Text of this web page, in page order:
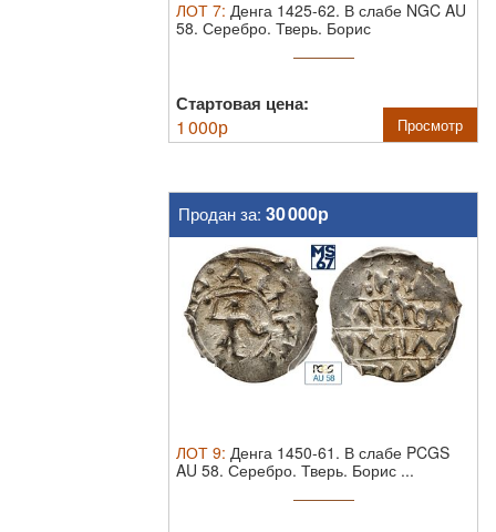
ЛОТ 7: Денга 1425-62. В слабе NGC AU
58. Серебро. Тверь. Борис
Стартовая цена:
1 000р Просмотр
Продан за: 30 000р
ЛОТ 9: Денга 1450-61. В слабе PCGS
AU 58. Серебро. Тверь. Борис ...